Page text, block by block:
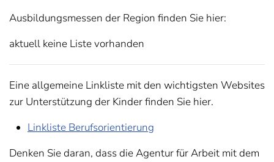
Ausbildungsmessen der Region finden Sie hier:
aktuell keine Liste vorhanden
Eine allgemeine Linkliste mit den wichtigsten Websites
zur Unterstützung der Kinder finden Sie hier.
Linkliste Berufsorientierung
Denken Sie daran, dass die Agentur für Arbeit mit dem